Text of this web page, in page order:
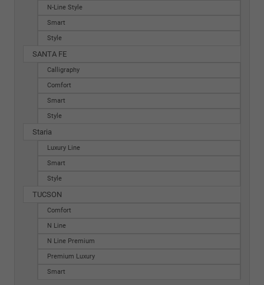
N-Line Style
Smart
Style
SANTA FE
Calligraphy
Comfort
Smart
Style
Staria
Luxury Line
Smart
Style
TUCSON
Comfort
N Line
N Line Premium
Premium Luxury
Smart